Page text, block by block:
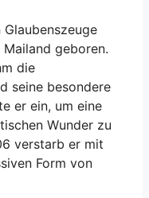
geboren.
die
seine besondere
er ein, um eine
Wunder zu
verstarb er mit
Form von